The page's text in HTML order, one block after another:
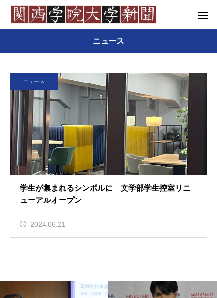
ニュース
ニュース
学生が集まれるシンボルに 文学部学生控室リニ
ューアルオープン
2024.06.21